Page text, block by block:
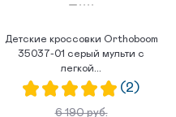
Детские кроссовки Orthoboom
35037-01 серый мульти с
легкой...
(2)
6 190 руб.